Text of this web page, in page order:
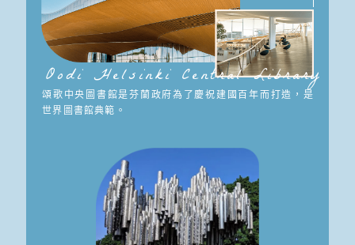
Oodi Helsinki Central Library
頌歌中央圖書館是芬蘭政府為了慶祝建國百年而打造，是
世界圖書館典範。